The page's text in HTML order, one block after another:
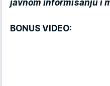
javnom informisanju i
BONUS VIDEO: